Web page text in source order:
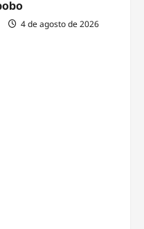
4 de agosto de 2026